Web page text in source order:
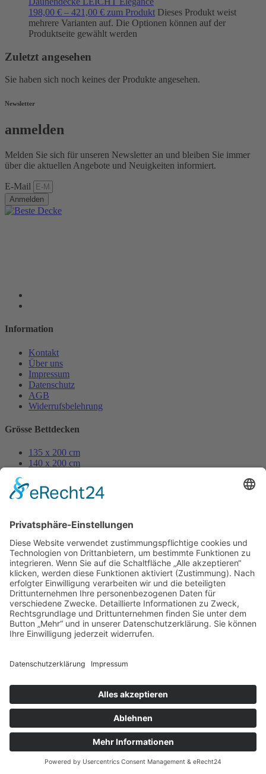
198,00 € – 421,00 € zum Produkt Dieses Produkt weist
mehrere Varianten auf. Die Optionen können auf der
Produktseite gewählt werden
Zuletzt angesehen
Sie haben sich noch keines der Produkte angesehen.
Newsletter
anmelden
Melden Sie sich für unseren Newsletter an und bleiben Sie immer
über die aktuellen Angebote und Neuigkeiten informiert.
E-Mail
Anmelden
Information
Kontakt
Über uns
Impressum
Datenschutz
AGB
Widerrufsbelehrung
Grösse Bettdecken
135 x 200 cm
140 x 200 cm
155 x 220 cm
200 x 200 cm
Grösse Kissen
80 x 80 cm
70 x 90 cm
40 x 80 cm
40 x 60 cm
60 x 80 cm
35 x 40 cm
50 x 50 cm
40 x 40 cm
Design byKB WebStudio
10% Rabatt
Nutzen Sie jetzt den Code: sommerund erhalten Sie 10% Rabatt
auf alle Produkte! Frohes Einkaufen!
Gutschein!